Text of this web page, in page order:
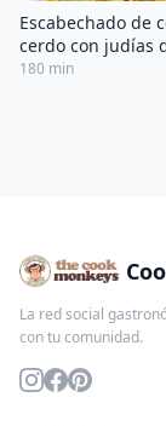
Escabechado de
cerdo con judías
Pau y cítricos
180 min
La red social
con tu comunidad.